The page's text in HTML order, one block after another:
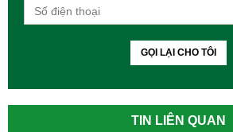
GỌI LẠI CHO TÔI
TIN LIÊN QUAN